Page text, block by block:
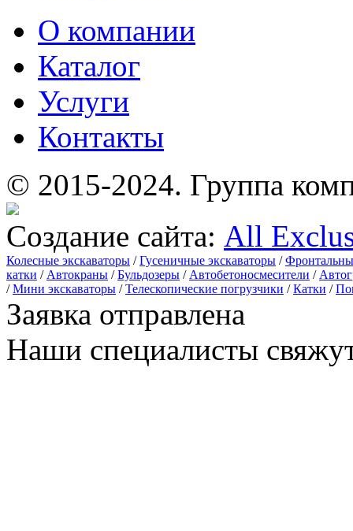
О компании
Каталог
Услуги
Контакты
© 2015-2024. Группа
Создание сайта: All
Колесные экскаваторы /Гусеничные экскаваторы /
катки / Автокраны /Бульдозеры / Автобетоносмесители /
/Мини экскаваторы /Телескопические погрузчики /Катки /
Заявка отправлена
Наши специалисты